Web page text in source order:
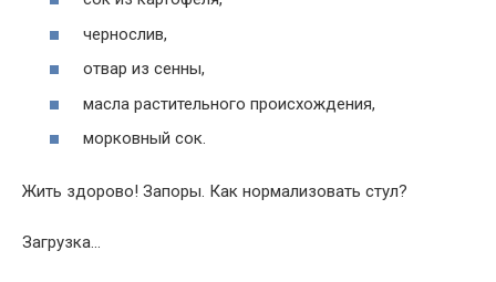
чернослив,
отвар из сенны,
масла растительного происхождения,
морковный сок.
Жить здорово! Запоры. Как нормализовать стул?
Загрузка…